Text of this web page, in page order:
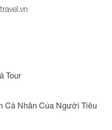
Tour
Cá Nhân Của Người Tiêu